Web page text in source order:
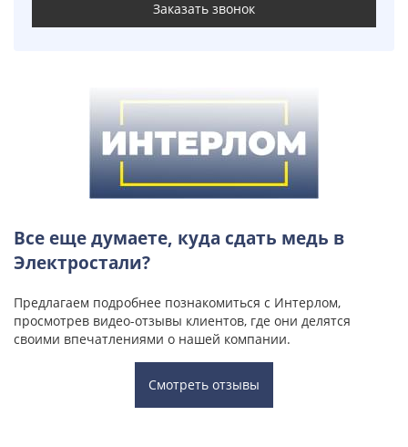
Заказать звонок
Все еще думаете, куда сдать медь в
Электростали?
Предлагаем подробнее познакомиться с Интерлом,
просмотрев видео-отзывы клиентов, где они делятся
своими впечатлениями о нашей компании.
Смотреть отзывы